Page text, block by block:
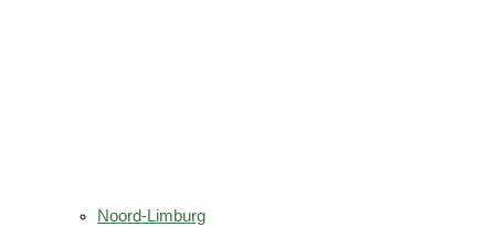
Noord-Limburg